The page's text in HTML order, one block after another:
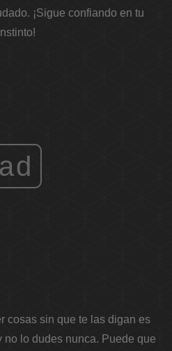
¡Sigue confiando en tu
ad
cosas sin que te las digan es
lo dudes nunca. Puede que